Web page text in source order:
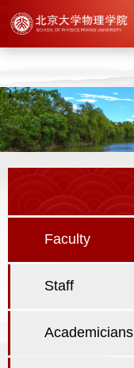
Faculty
Staff
Academicians